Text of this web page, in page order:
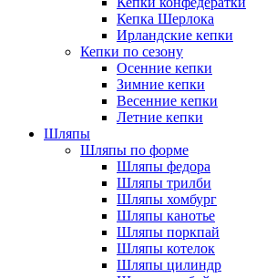
Кепка Шерлока
Ирландские кепки
Кепки по сезону
Осенние кепки
Зимние кепки
Весенние кепки
Летние кепки
Шляпы
Шляпы по форме
Шляпы федора
Шляпы трилби
Шляпы хомбург
Шляпы канотье
Шляпы поркпай
Шляпы котелок
Шляпы цилиндр